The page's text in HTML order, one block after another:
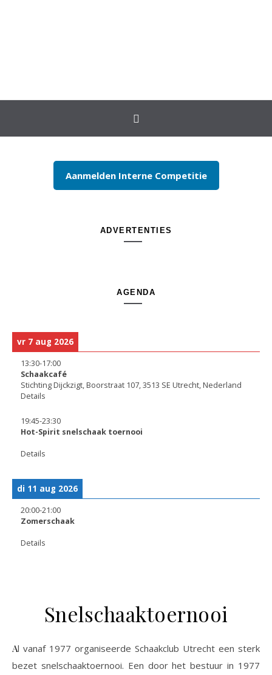
Aanmelden Interne Competitie
ADVERTENTIES
AGENDA
vr 7 aug 2026
13:30-17:00
Schaakcafé
Stichting Dijckzigt, Boorstraat 107, 3513 SE Utrecht, Nederland
Details
19:45-23:30
Hot-Spirit snelschaak toernooi
Details
di 11 aug 2026
20:00-21:00
Zomerschaak
Details
Snelschaaktoernooi
Al vanaf 1977 organiseerde Schaakclub Utrecht een sterk
bezet snelschaaktoernooi. Een door het bestuur in 1977